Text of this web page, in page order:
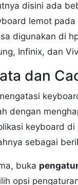
disini ada
lemot pada
digunakan di
Infinix, dan
dan
dengan
keyboard di
sebagai
buka
opsi